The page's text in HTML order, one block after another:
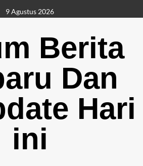
9 Agustus 2026
Berita
Dan
Hari
ini